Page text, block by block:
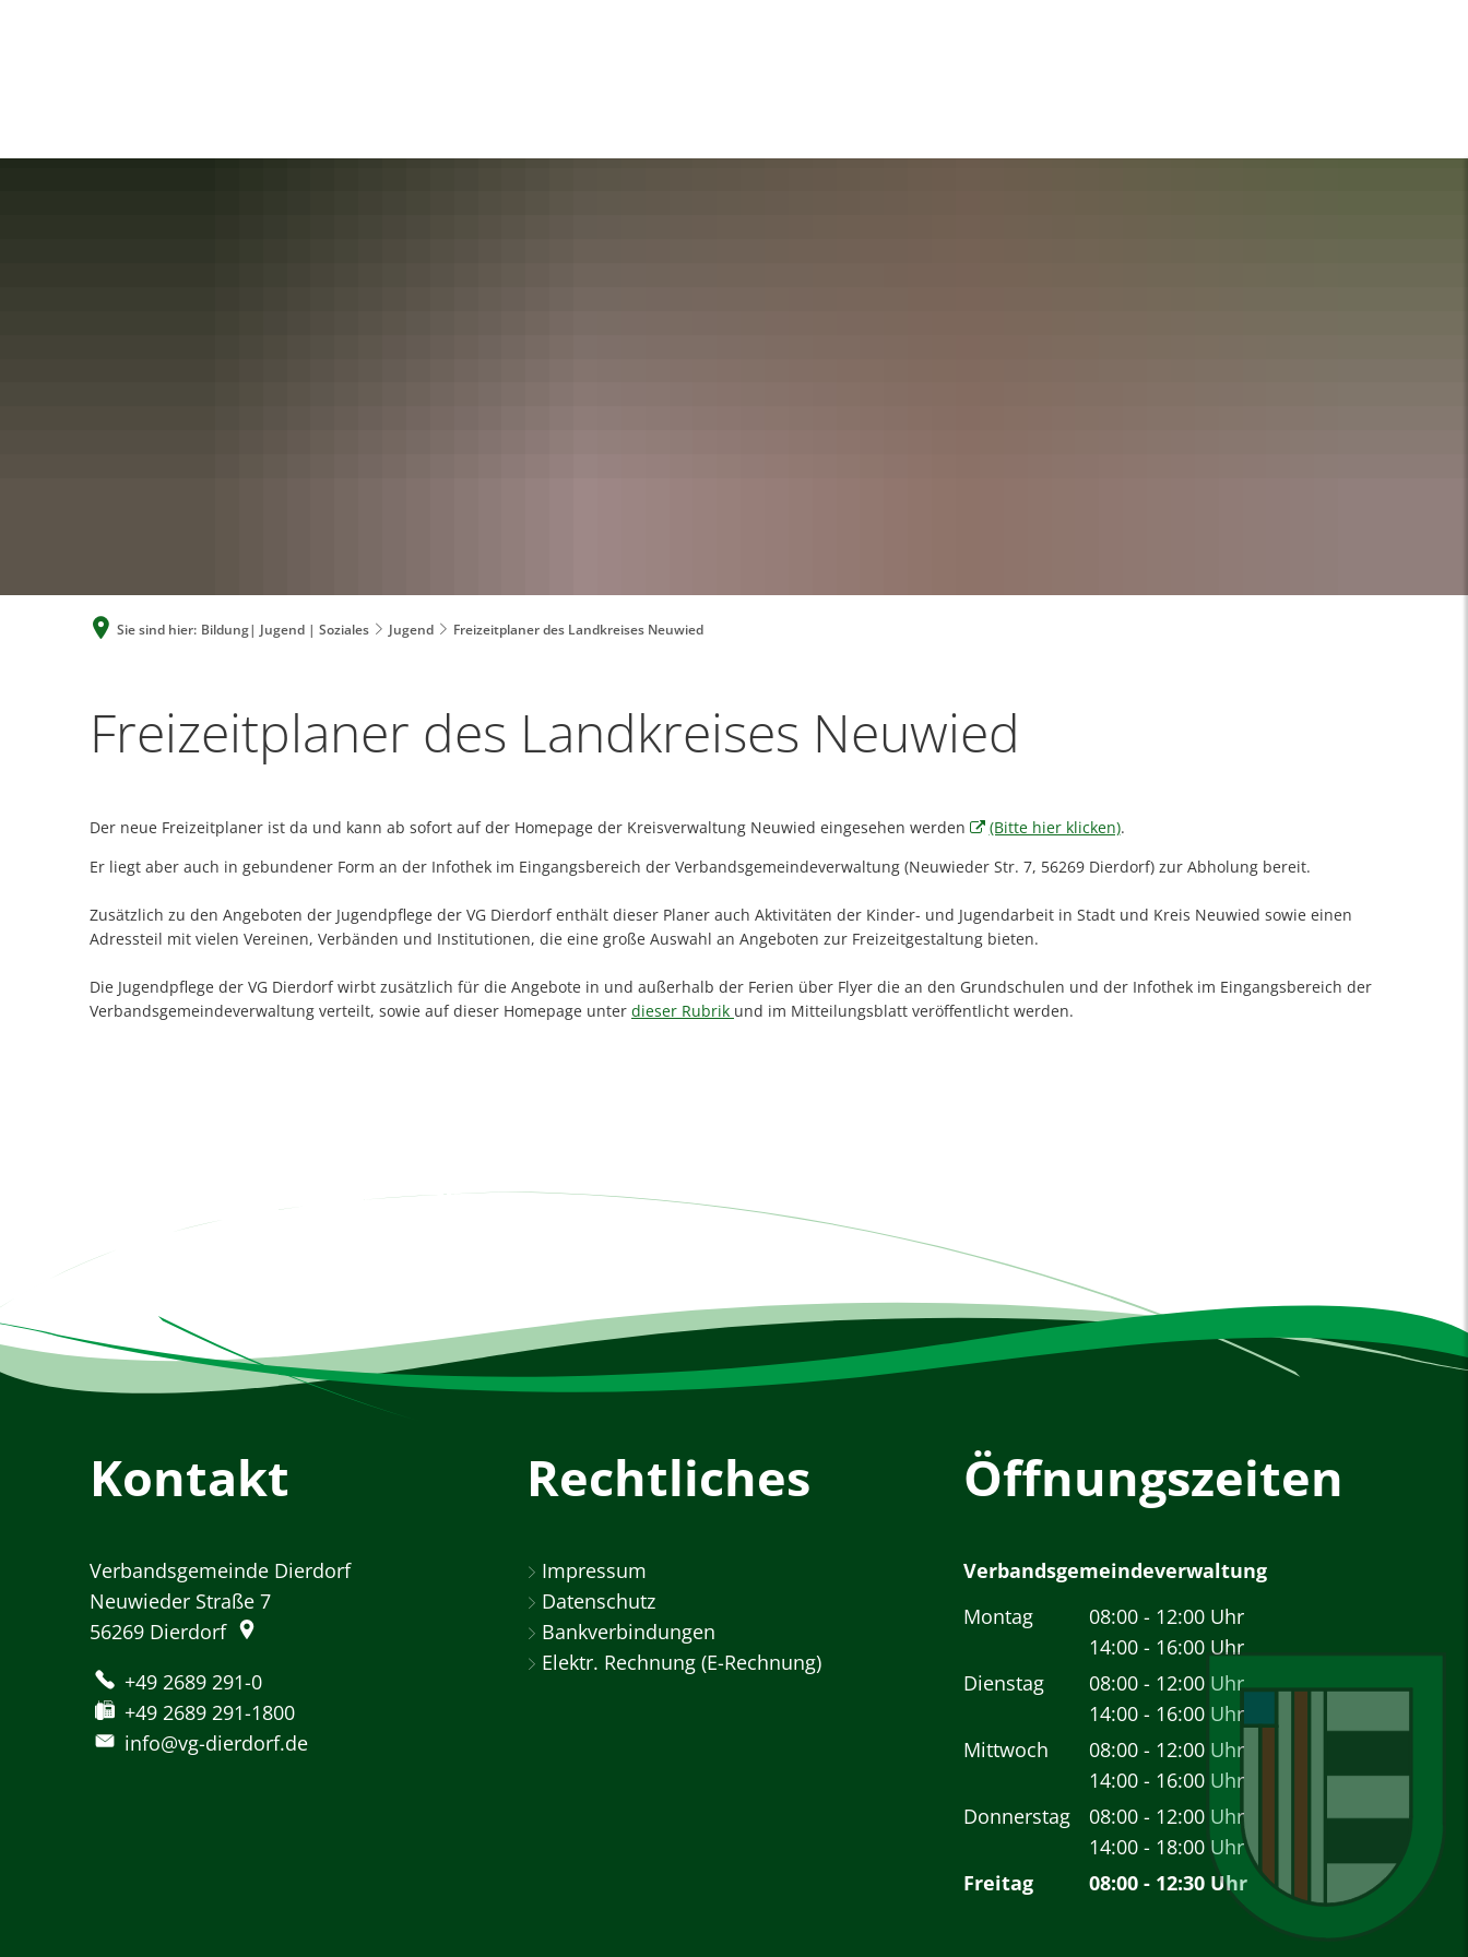
Sie sind hier: Bildung| Jugend | Soziales Jugend Freizeitplaner des Landkreises Neuwied
Freizeitplaner
Landkreises
Neuwied
Freizeitplaner des Landkreises Neuwied
Der neue Freizeitplaner ist da und kann ab sofort auf der Homepage der Kreisverwaltung Neuwied eingesehen werden (Bitte hier klicken).
Er liegt aber auch in gebundener Form an der Infothek im Eingangsbereich der Verbandsgemeindeverwaltung (Neuwieder Str. 7, 56269 Dierdorf) zur Abholung bereit.
Zusätzlich zu den Angeboten der Jugendpflege der VG Dierdorf enthält dieser Planer auch Aktivitäten der Kinder- und Jugendarbeit in Stadt und Kreis Neuwied sowie einen
Adressteil mit vielen Vereinen, Verbänden und Institutionen, die eine große Auswahl an Angeboten zur Freizeitgestaltung bieten.
Die Jugendpflege der VG Dierdorf wirbt zusätzlich für die Angebote in und außerhalb der Ferien über Flyer die an den Grundschulen und der Infothek im Eingangsbereich der
Verbandsgemeindeverwaltung verteilt, sowie auf dieser Homepage unter dieser Rubrik und im Mitteilungsblatt veröffentlicht werden.
Kontakt
Verbandsgemeinde Dierdorf
Neuwieder Straße 7
56269 Dierdorf
+49 2689 291-0
+49 2689 291-1800
info@vg-dierdorf.de
Rechtliches
Impressum
Datenschutz
Bankverbindungen
Elektr. Rechnung (E-Rechnung)
Öffnungszeiten
Verbandsgemeindeverwaltung
Montag
08:00 - 12:00 Uhr
Von 08:00 bis 12:00 Uhr
14:00 - 16:00 Uhr
Von 14:00 bis 16:00 Uhr
Dienstag 08:00 - 12:00 Uhr
Von 08:00 bis 12:00 Uhr
14:00 - 16:00 Uhr
Von 14:00 bis 16:00 Uhr
Mittwoch 08:00 - 12:00 Uhr
Von 08:00 bis 12:00 Uhr
14:00 - 16:00 Uhr
Von 14:00 bis 16:00 Uhr
Donnerstag 08:00 - 12:00 Uhr
Von 08:00 bis 12:00 Uhr
14:00 - 18:00 Uhr
Von 14:00 bis 18:00 Uhr
Freitag 08:00 - 12:30 Uhr
Von 08:00 bis 12:30 Uhr